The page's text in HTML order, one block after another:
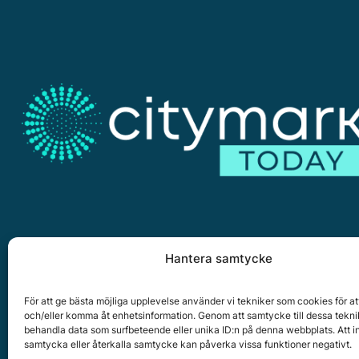
Hantera samtycke
För att ge bästa möjliga upplevelse använder vi tekniker som cookies för
och/eller komma åt enhetsinformation. Genom att samtycke till dessa
behandla data som surfbeteende eller unika ID:n på denna webbplats. Att
samtycka eller återkalla samtycke kan påverka vissa funktioner negativt.
www.citymark.se, Tel. växel 0651-15050,Policy för
Copyright © 2025 All rights reserved.